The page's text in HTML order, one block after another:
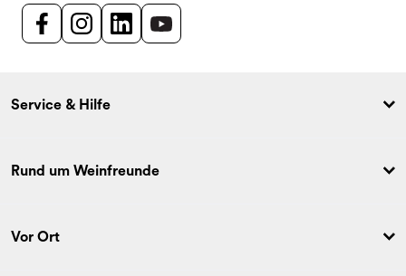
Service & Hilfe
Rund um Weinfreunde
Vor Ort